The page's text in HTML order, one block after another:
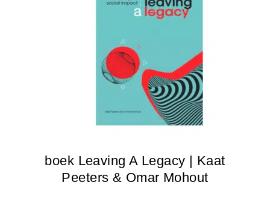
boek Leaving A Legacy | Kaat
Peeters & Omar Mohout